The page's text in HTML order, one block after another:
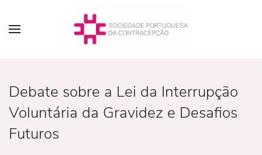
Debate sobre a Lei da Interrupção
Voluntária da Gravidez e Desafios
Futuros